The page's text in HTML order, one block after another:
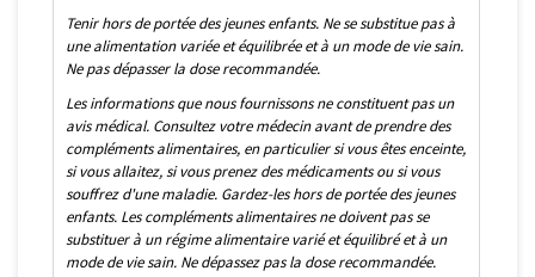
Tenir hors de portée des jeunes enfants. Ne se substitue pas à
une alimentation variée et équilibrée et à un mode de vie sain.
Ne pas dépasser la dose recommandée.
Les informations que nous fournissons ne constituent pas un
avis médical. Consultez votre médecin avant de prendre des
compléments alimentaires, en particulier si vous êtes enceinte,
si vous allaitez, si vous prenez des médicaments ou si vous
souffrez d'une maladie. Gardez-les hors de portée des jeunes
enfants. Les compléments alimentaires ne doivent pas se
substituer à un régime alimentaire varié et équilibré et à un
mode de vie sain. Ne dépassez pas la dose recommandée.